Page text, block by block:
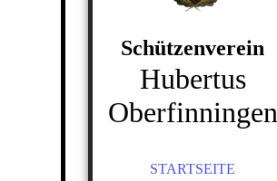
Schützenverein
Hubertus
Oberfinningen
STARTSEITE